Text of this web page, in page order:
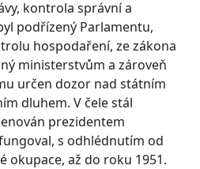
kontrola správní a
podřízený Parlamentu,
hospodaření, ze zákona
ministerstvům a zároveň
určen dozor nad státním
dluhem. V čele stál
prezidentem
s odhlédnutím od
okupace, až do roku 1951.